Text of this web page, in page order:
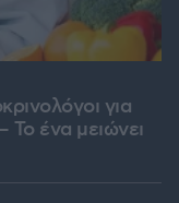
για
ένα μειώνει